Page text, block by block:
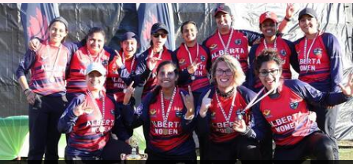
अंतरराष्ट्रीय क्रिकेट खेलने वाली पहली
ट्रांसजेंडर बनेंगी डेनिएल मैकगैही,
जानिए उनका सफर
लेखन अंकित पसबोला Sep 02, 2023 11:33 pm
क्या है खबर?